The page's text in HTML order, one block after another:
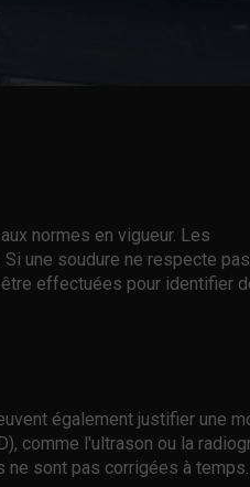
normes en vigueur. Les
une soudure ne respecte
effectuées pour identifier
également justifier une
comme l'ultrason ou la
sont pas corrigées à temps.